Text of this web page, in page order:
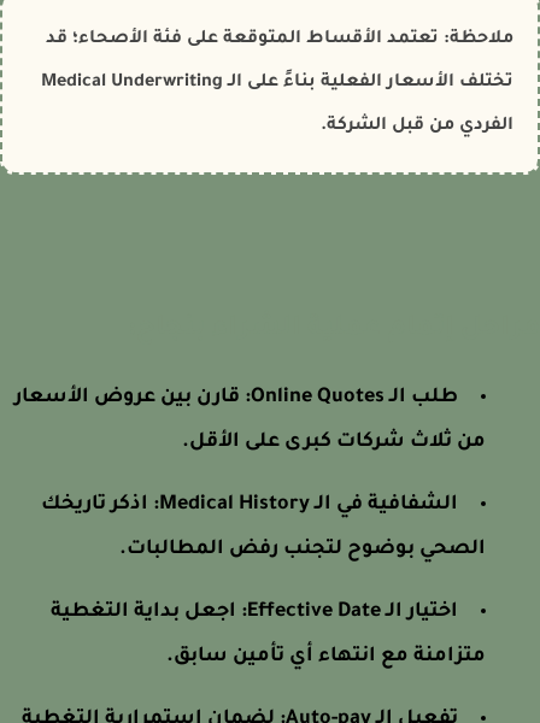
ملاحظة: تعتمد الأقساط المتوقعة على فئة الأصحاء؛ قد
تختلف الأسعار الفعلية بناءً على الـ Medical Underwriting
الفردي من قبل الشركة.
طلب الـ Online Quotes: قارن بين عروض الأسعار
من ثلاث شركات كبرى على الأقل.
الشفافية في الـ Medical History: اذكر تاريخك
الصحي بوضوح لتجنب رفض المطالبات.
اختيار الـ Effective Date: اجعل بداية التغطية
متزامنة مع انتهاء أي تأمين سابق.